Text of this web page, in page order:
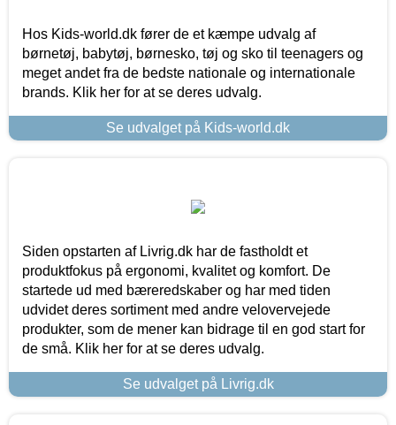
Hos Kids-world.dk fører de et kæmpe udvalg af
børnetøj, babytøj, børnesko, tøj og sko til teenagers og
meget andet fra de bedste nationale og internationale
brands. Klik her for at se deres udvalg.
Se udvalget på Kids-world.dk
Siden opstarten af Livrig.dk har de fastholdt et
produktfokus på ergonomi, kvalitet og komfort. De
startede ud med bæreredskaber og har med tiden
udvidet deres sortiment med andre velovervejede
produkter, som de mener kan bidrage til en god start for
de små. Klik her for at se deres udvalg.
Se udvalget på Livrig.dk